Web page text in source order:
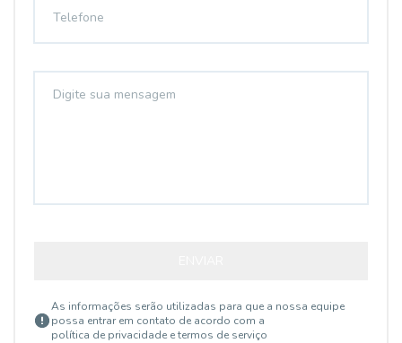
As informações serão utilizadas para que a nossa equipe
possa entrar em contato de acordo com a
política de privacidade e termos de serviço